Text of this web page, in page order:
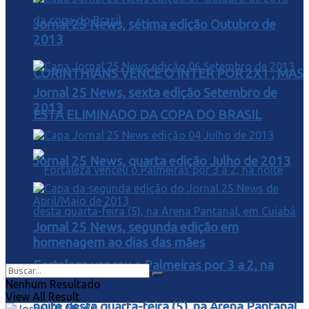
CORINTHIANS VENCE O INTER POR 2X1 , MAS
ESTA ELIMINADO DA COPA DO BRASIL
Fortaleza venceu o Palmeiras por 3 a 2, na
Jornal 25 News, sétima edição Outubro de
2013
Jornal 25 News, sexta edição Setembro de
2013
Jornal 25 News, quarta edição Julho de 2013
Jornal 25 News, segunda edição em
homenagem ao dias das mães
Nenhum Resultado
View All Result